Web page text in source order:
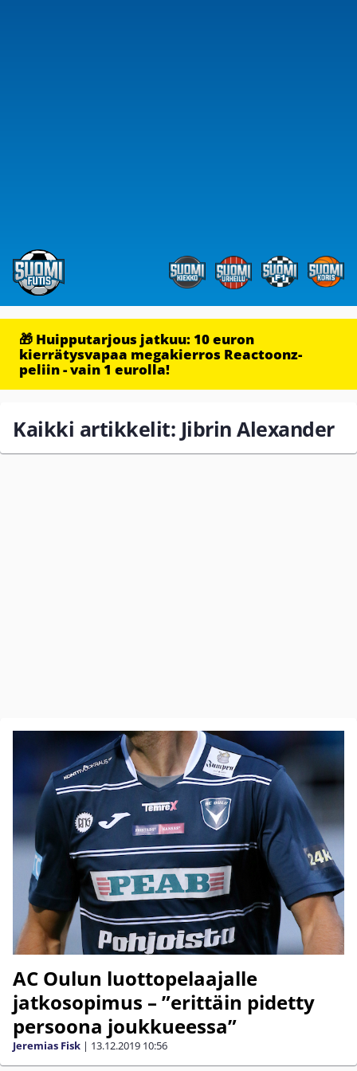
🎁 Huipputarjous jatkuu: 10 euron
kierrätysvapaa megakierros Reactoonz-
peliin - vain 1 eurolla!
Kaikki artikkelit: Jibrin Alexander
AC Oulun luottopelaajalle
jatkosopimus – ”erittäin pidetty
persoona joukkueessa”
Jeremias Fisk | 13.12.2019 10:56